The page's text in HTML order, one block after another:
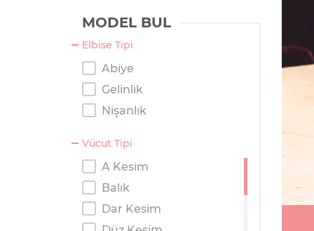
MODEL BUL
Elbise Tipi
Abiye
Gelinlik
Nişanlık
Vücut Tipi
A Kesim
Balık
Dar Kesim